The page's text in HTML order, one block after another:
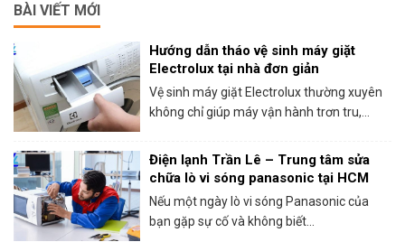
BÀI VIẾT MỚI
Hướng dẫn tháo vệ sinh máy giặt
Electrolux tại nhà đơn giản
Vệ sinh máy giặt Electrolux thường xuyên
không chỉ giúp máy vận hành trơn tru,...
Điện lạnh Trần Lê – Trung tâm sửa
chữa lò vi sóng panasonic tại HCM
Nếu một ngày lò vi sóng Panasonic của
bạn gặp sự cố và không biết...